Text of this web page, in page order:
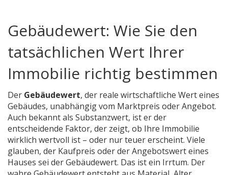
Gebäudewert: Wie Sie den
tatsächlichen Wert Ihrer
Immobilie richtig bestimmen
Der Gebäudewert, der reale wirtschaftliche Wert eines
Gebäudes, unabhängig vom Marktpreis oder Angebot.
Auch bekannt als Substanzwert, ist er der
entscheidende Faktor, der zeigt, ob Ihre Immobilie
wirklich wertvoll ist – oder nur teuer erscheint. Viele
glauben, der Kaufpreis oder der Angebotswert eines
Hauses sei der Gebäudewert. Das ist ein Irrtum. Der